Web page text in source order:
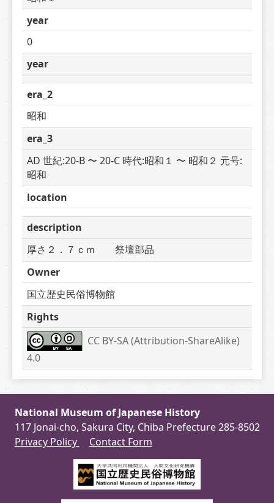
year
0
year
era_2
昭和
era_3
AD 世紀:20-B 〜 20-C 時代:昭和１ 〜 昭和２ 元号:
昭和
location
description
厚さ２．７ｃｍ　　祭壇部品
Owner
国立歴史民俗博物館
Rights
CC BY-SA (Attribution-ShareAlike)
4.0
National Museum of Japanese History
117 Jonai-cho, Sakura City, Chiba Prefecture 285-8502
Privacy Policy
Contact Form